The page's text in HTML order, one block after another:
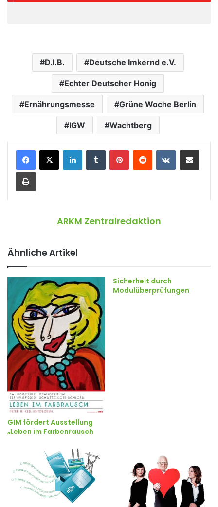
D.I.B. Deutsche Imkernd e.V.
Echter Deutscher Honig
Ernährungsmesse Grüne Woche Berlin
IGW Wachtberg
ARKM Zentralredaktion
Ähnliche Artikel
GIM fördert Ausstellung
„Leben im Farbenrausch
Sicherheit durch
Modulüberprüfungen